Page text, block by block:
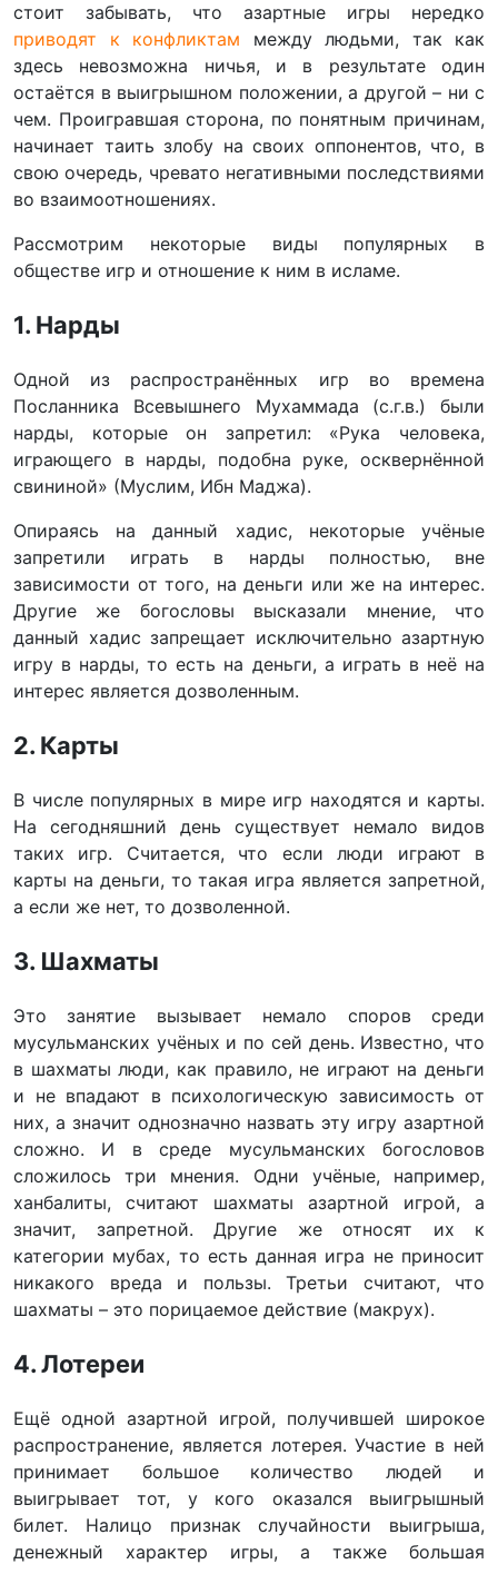
стоит забывать, что азартные игры нередко
приводят к конфликтам между людьми, так как
здесь невозможна ничья, и в результате один
остаётся в выигрышном положении, а другой – ни с
чем. Проигравшая сторона, по понятным причинам,
начинает таить злобу на своих оппонентов, что, в
свою очередь, чревато негативными последствиями
во взаимоотношениях.
Рассмотрим некоторые виды популярных в
обществе игр и отношение к ним в исламе.
1. Нарды
Одной из распространённых игр во времена
Посланника Всевышнего Мухаммада (с.г.в.) были
нарды, которые он запретил: «Рука человека,
играющего в нарды, подобна руке, осквернённой
свининой» (Муслим, Ибн Маджа).
Опираясь на данный хадис, некоторые учёные
запретили играть в нарды полностью, вне
зависимости от того, на деньги или же на интерес.
Другие же богословы высказали мнение, что
данный хадис запрещает исключительно азартную
игру в нарды, то есть на деньги, а играть в неё на
интерес является дозволенным.
2. Карты
В числе популярных в мире игр находятся и карты.
На сегодняшний день существует немало видов
таких игр. Считается, что если люди играют в
карты на деньги, то такая игра является запретной,
а если же нет, то дозволенной.
3. Шахматы
Это занятие вызывает немало споров среди
мусульманских учёных и по сей день. Известно, что
в шахматы люди, как правило, не играют на деньги
и не впадают в психологическую зависимость от
них, а значит однозначно назвать эту игру азартной
сложно. И в среде мусульманских богословов
сложилось три мнения. Одни учёные, например,
ханбалиты, считают шахматы азартной игрой, а
значит, запретной. Другие же относят их к
категории мубах, то есть данная игра не приносит
никакого вреда и пользы. Третьи считают, что
шахматы – это порицаемое действие (макрух).
4. Лотереи
Ещё одной азартной игрой, получившей широкое
распространение, является лотерея. Участие в ней
принимает большое количество людей и
выигрывает тот, у кого оказался выигрышный
билет. Налицо признак случайности выигрыша,
денежный характер игры, а также большая